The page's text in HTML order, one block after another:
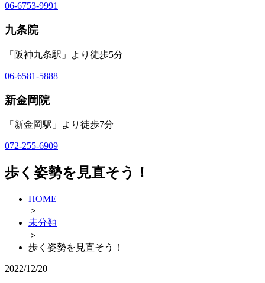
06-6753-9991
九条院
「阪神九条駅」より徒歩5分
06-6581-5888
新金岡院
「新金岡駅」より徒歩7分
072-255-6909
歩く姿勢を見直そう！
HOME
＞
未分類
＞
歩く姿勢を見直そう！
2022/12/20